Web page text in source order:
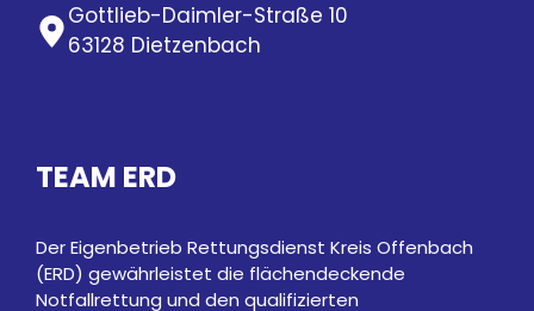
Gottlieb-Daimler-Straße 10
63128 Dietzenbach
TEAM ERD
Der Eigenbetrieb Rettungsdienst Kreis Offenbach
(ERD) gewährleistet die flächendeckende
Notfallrettung und den qualifizierten